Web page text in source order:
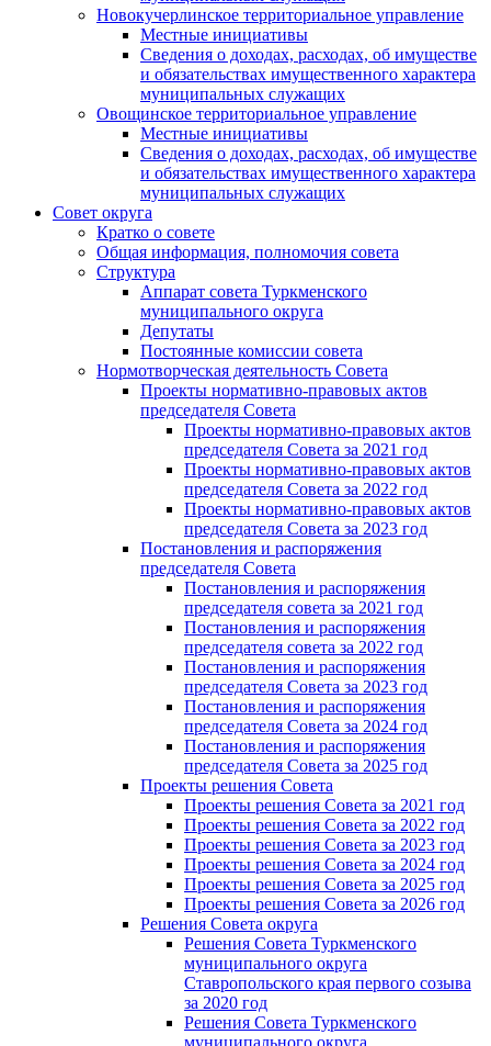
Новокучерлинское территориальное управление
Местные инициативы
Сведения о доходах, расходах, об имуществе
и обязательствах имущественного характера
муниципальных служащих
Овощинское территориальное управление
Местные инициативы
Сведения о доходах, расходах, об имуществе
и обязательствах имущественного характера
муниципальных служащих
Совет округа
Кратко о совете
Общая информация, полномочия совета
Структура
Аппарат совета Туркменского
муниципального округа
Депутаты
Постоянные комиссии совета
Нормотворческая деятельность Совета
Проекты нормативно-правовых актов
председателя Cовета
Проекты нормативно-правовых актов
председателя Cовета за 2021 год
Проекты нормативно-правовых актов
председателя Cовета за 2022 год
Проекты нормативно-правовых актов
председателя Cовета за 2023 год
Постановления и распоряжения
председателя Cовета
Постановления и распоряжения
председателя совета за 2021 год
Постановления и распоряжения
председателя совета за 2022 год
Постановления и распоряжения
председателя Cовета за 2023 год
Постановления и распоряжения
председателя Cовета за 2024 год
Постановления и распоряжения
председателя Cовета за 2025 год
Проекты решения Cовета
Проекты решения Совета за 2021 год
Проекты решения Совета за 2022 год
Проекты решения Cовета за 2023 год
Проекты решения Совета за 2024 год
Проекты решения Совета за 2025 год
Проекты решения Совета за 2026 год
Решения Совета округа
Решения Совета Туркменского
муниципального округа
Ставропольского края первого созыва
за 2020 год
Решения Совета Туркменского
муниципального округа